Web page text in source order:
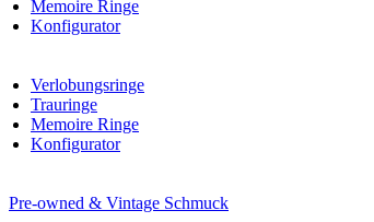
Memoire Ringe
Konfigurator
Verlobungsringe
Trauringe
Memoire Ringe
Konfigurator
Pre-owned & Vintage Schmuck